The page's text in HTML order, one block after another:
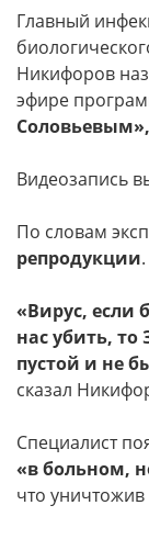
Главный
Никифоров
эфире
Соловьевым»,
Видеозапись
По словам
репродукции.
«Вирус, если
нас убить,
пустой и не
сказал
Специалист
«в больном,
что уничтожив